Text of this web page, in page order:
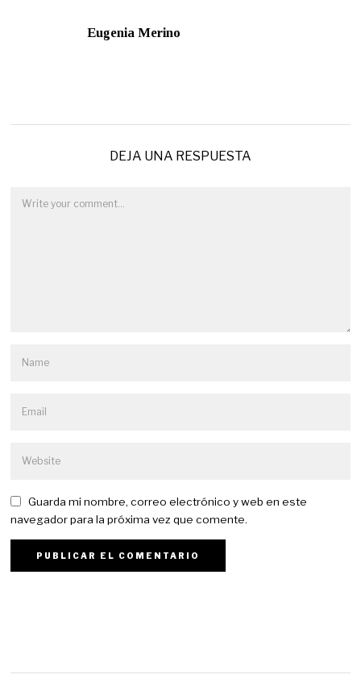
Eugenia Merino
DEJA UNA RESPUESTA
Guarda mi nombre, correo electrónico y web en este
navegador para la próxima vez que comente.